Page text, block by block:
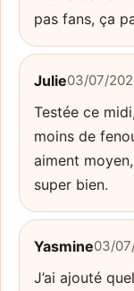
pas fans, ça
Julie03/07/
Testée ce
moins de
aiment
super bien.
Yasmine03/
J’ai ajouté